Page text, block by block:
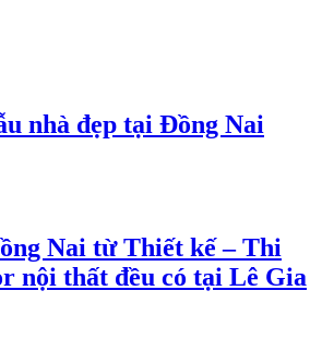
nhà đẹp tại Đồng Nai
Nai từ Thiết kế – Thi
nội thất đều có tại Lê Gia